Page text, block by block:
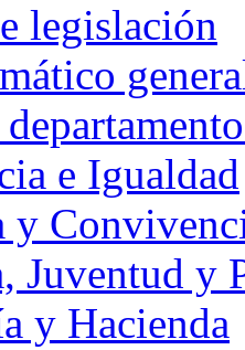
legislación
e Igualdad
y
Juventud y
y Hacienda